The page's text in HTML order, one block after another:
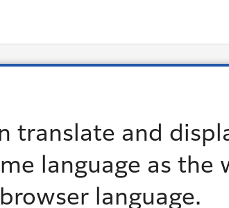
translate and
language as the
browser language.
知りたい。